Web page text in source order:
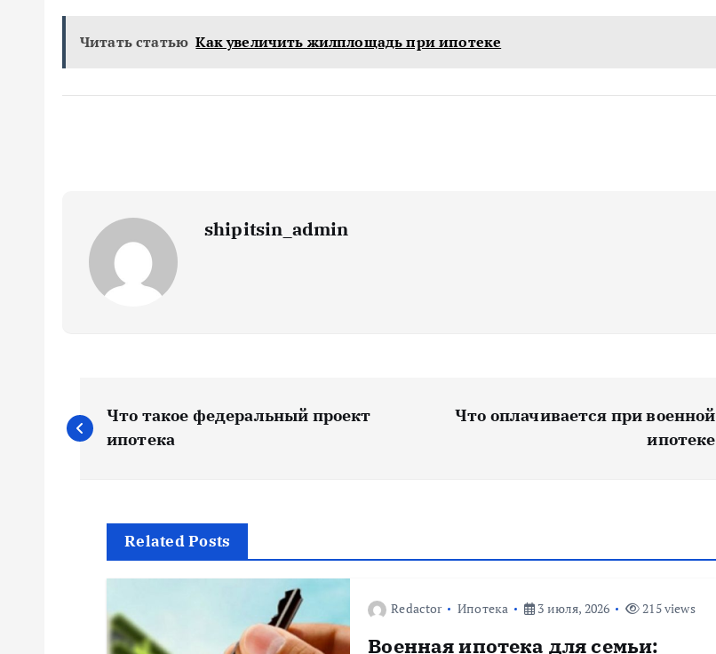
Читать статью Как увеличить жилплощадь при ипотеке
shipitsin_admin
Н
а
Что такое федеральный проект
ипотека
Что оплачивается при военной
ипотеке
Related Posts
Redactor Ипотека 3 июля, 2026 215 views
Военная ипотека для семьи: